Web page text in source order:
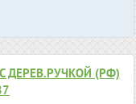
ДЕРЕВ.РУЧКОЙ (РФ)